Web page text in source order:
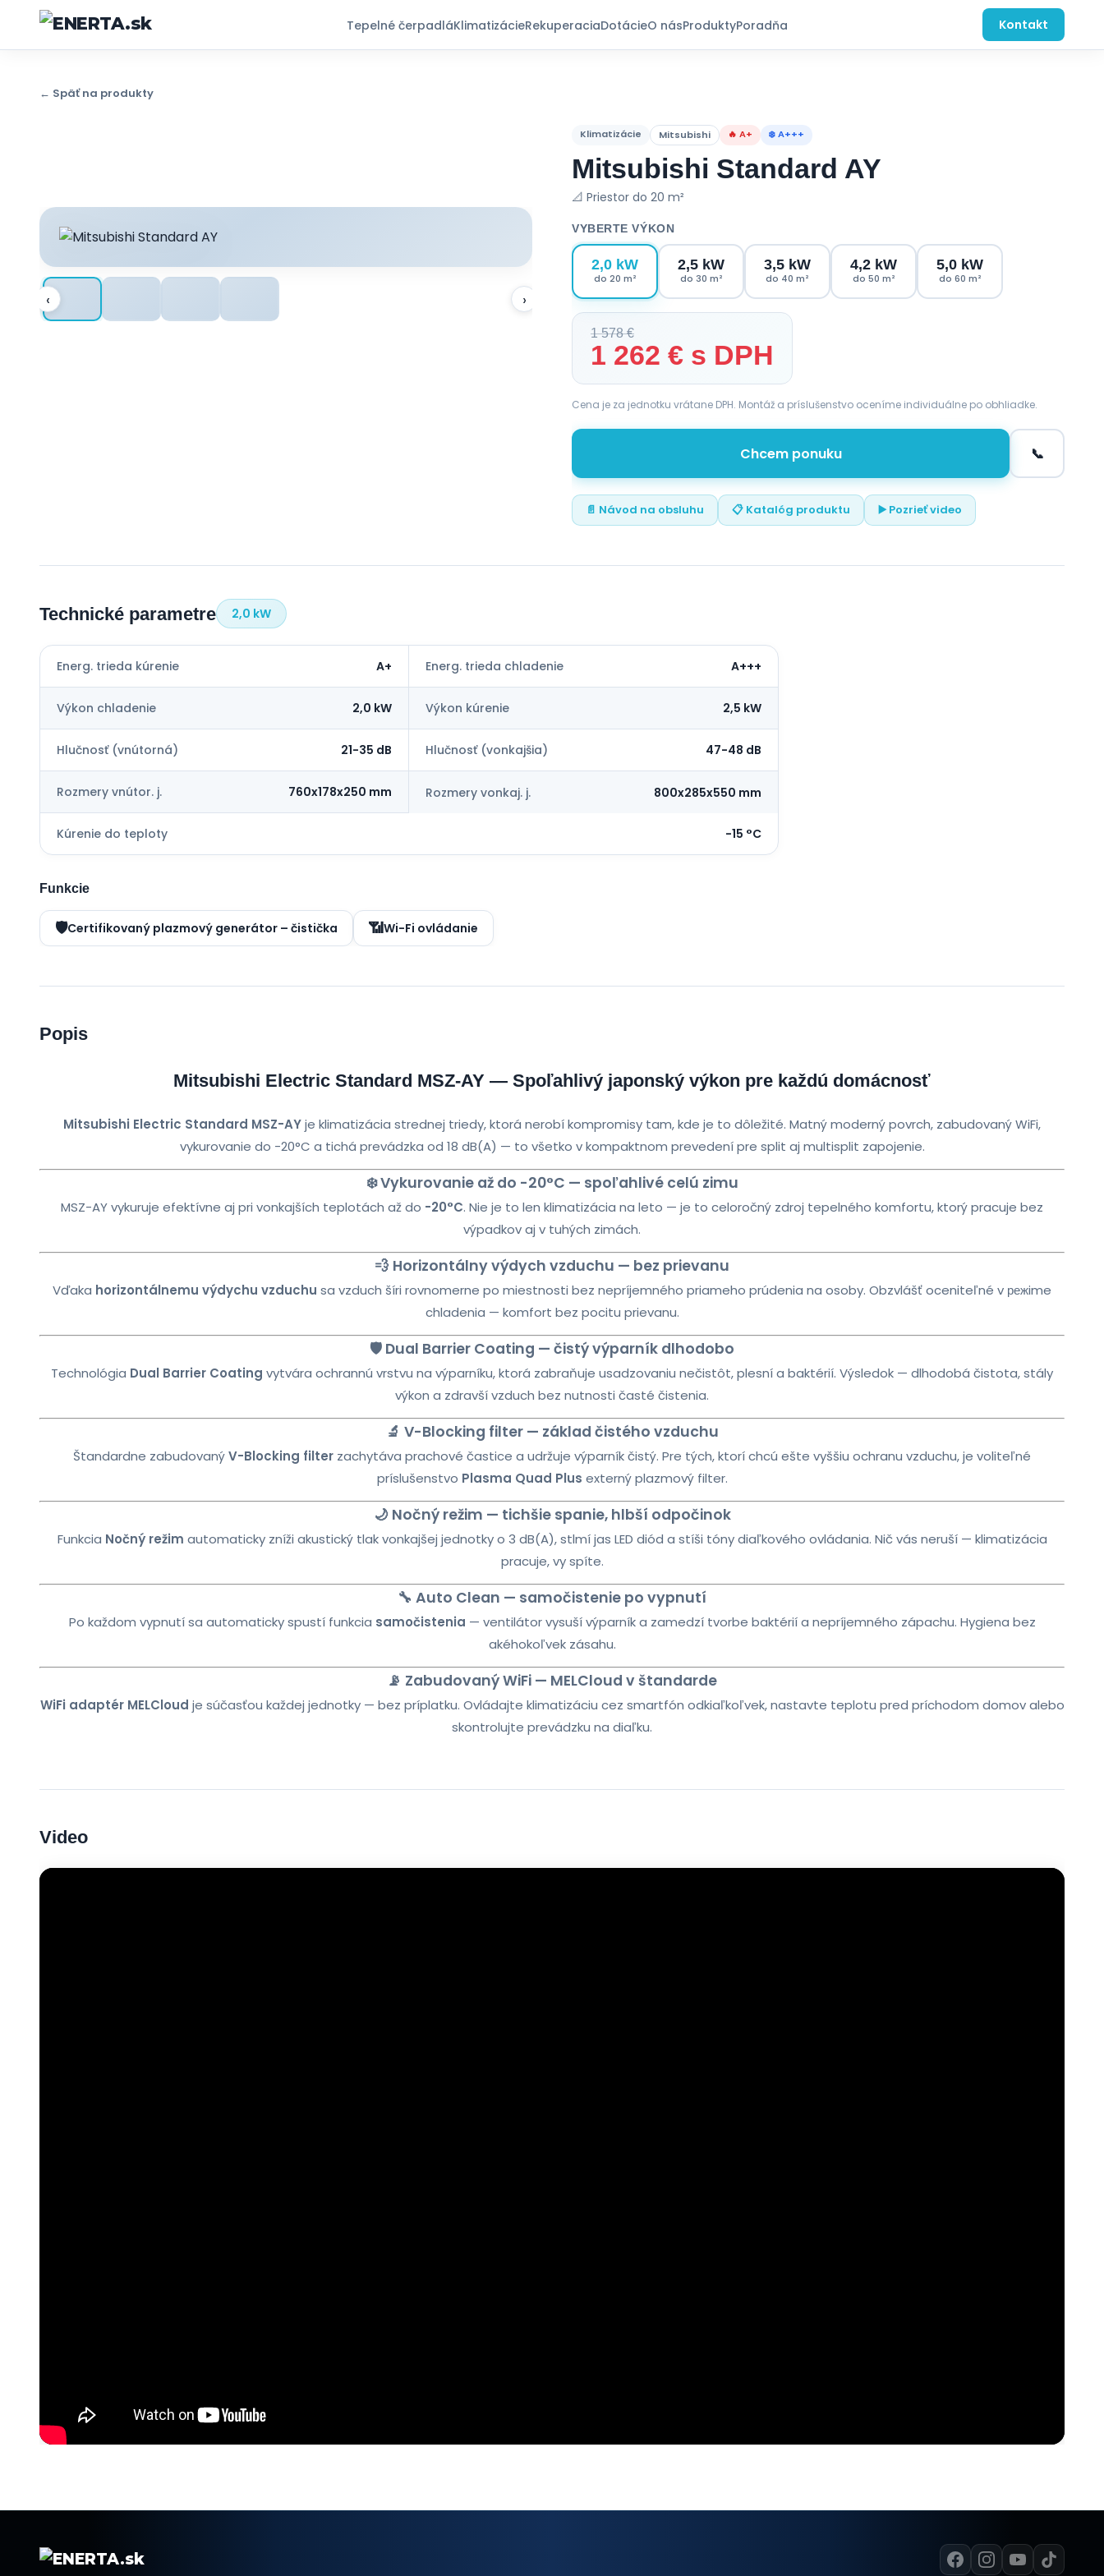
Tepelné čerpadláKlimatizácieRekuperaciaDotácieO násProduktyPoradňa Kontakt
← Späť na produkty
‹ ›
Klimatizácie Mitsubishi 🔥 A+ ❄️ A+++
Mitsubishi Standard AY
📐 Priestor do 20 m²
VYBERTE VÝKON
2,0 kW
do 20 m²
2,5 kW
do 30 m²
3,5 kW
do 40 m²
4,2 kW
do 50 m²
5,0 kW
do 60 m²
1 578 €
1 262 € s DPH
Cena je za jednotku vrátane DPH. Montáž a príslušenstvo oceníme individuálne po obhliadke.
Chcem ponuku 📞
📄 Návod na obsluhu 📋 Katalóg produktu ▶️ Pozrieť video
Technické parametre 2,0 kW
Energ. trieda kúrenie A+ Energ. trieda chladenie A+++
Výkon chladenie 2,0 kW Výkon kúrenie 2,5 kW
Hlučnosť (vnútorná) 21-35 dB Hlučnosť (vonkajšia) 47-48 dB
Rozmery vnútor. j. 760x178x250 mm Rozmery vonkaj. j. 800x285x550 mm
Kúrenie do teploty -15 °C
Funkcie
🛡️Certifikovaný plazmový generátor – čistička 📶Wi-Fi ovládanie
Popis
Mitsubishi Electric Standard MSZ-AY — Spoľahlivý japonský výkon pre každú domácnosť
Mitsubishi Electric Standard MSZ-AYje klimatizácia strednej triedy, ktorá nerobí kompromisy tam, kde je to dôležité. Matný moderný povrch, zabudovaný WiFi,
vykurovanie do -20°C a tichá prevádzka od 18 dB(A) — to všetko v kompaktnom prevedení pre split aj multisplit zapojenie.
❄️ Vykurovanie až do -20°C — spoľahlivé celú zimu
MSZ-AY vykuruje efektívne aj pri vonkajších teplotách až do -20°C. Nie je to len klimatizácia na leto — je to celoročný zdroj tepelného komfortu, ktorý pracuje bez
výpadkov aj v tuhých zimách.
💨 Horizontálny výdych vzduchu — bez prievanu
Vďaka horizontálnemu výdychu vzduchu sa vzduch šíri rovnomerne po miestnosti bez nepríjemného priameho prúdenia na osoby. Obzvlášť oceniteľné v режime
chladenia — komfort bez pocitu prievanu.
🛡️ Dual Barrier Coating — čistý výparník dlhodobo
Technológia Dual Barrier Coating vytvára ochrannú vrstvu na výparníku, ktorá zabraňuje usadzovaniu nečistôt, plesní a baktérií. Výsledok — dlhodobá čistota, stály
výkon a zdravší vzduch bez nutnosti časté čistenia.
🔬 V-Blocking filter — základ čistého vzduchu
Štandardne zabudovanýV-Blocking filter zachytáva prachové častice a udržuje výparník čistý. Pre tých, ktorí chcú ešte vyššiu ochranu vzduchu, je voliteľné
príslušenstvo Plasma Quad Plus externý plazmový filter.
🌙 Nočný režim — tichšie spanie, hlbší odpočinok
Funkcia Nočný režim automaticky zníži akustický tlak vonkajšej jednotky o 3 dB(A), stlmí jas LED diód a stíši tóny diaľkového ovládania. Nič vás neruší — klimatizácia
pracuje, vy spíte.
🔧 Auto Clean — samočistenie po vypnutí
Po každom vypnutí sa automaticky spustí funkcia samočistenia — ventilátor vysuší výparník a zamedzí tvorbe baktérií a nepríjemného zápachu. Hygiena bez
akéhokoľvek zásahu.
📡 Zabudovaný WiFi — MELCloud v štandarde
WiFi adaptér MELCloud je súčasťou každej jednotky — bez príplatku. Ovládajte klimatizáciu cez smartfón odkiaľkoľvek, nastavte teplotu pred príchodom domov alebo
skontrolujte prevádzku na diaľku.
Video